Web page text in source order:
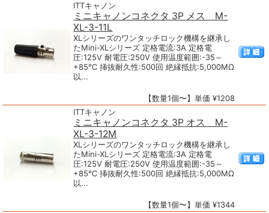
ITTキャノン
ミニキャノンコネクタ 3P メス M-
XL-3-11L
XLシリーズのワンタッチロック機構を継承し
たMini-XLシリーズ 定格電流:3A 定格電
圧:125V 耐電圧:250V 使用温度範囲:-35～
+85℃ 挿抜耐久性:500回 絶縁抵抗:5,000MΩ
以...
【数量1個〜】単価 ¥1208
ITTキャノン
ミニキャノンコネクタ 3P オス M-
XL-3-12M
XLシリーズのワンタッチロック機構を継承し
たMini-XLシリーズ 定格電流:3A 定格電
圧:125V 耐電圧:250V 使用温度範囲:-35～
+85℃ 挿抜耐久性:500回 絶縁抵抗:5,000MΩ
以...
【数量1個〜】単価 ¥1344